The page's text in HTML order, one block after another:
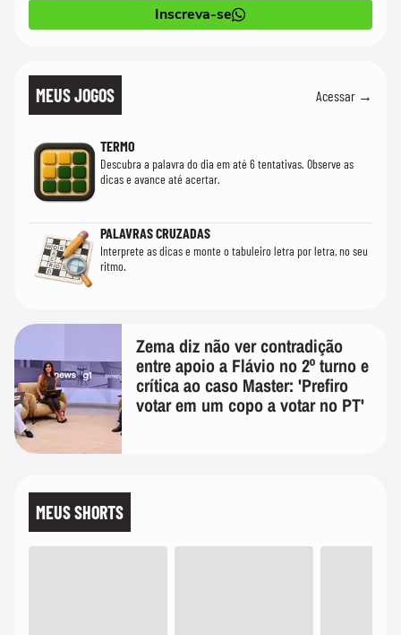
Inscreva-se
MEUS JOGOS Acessar →
TERMO
Descubra a palavra do dia em até 6 tentativas. Observe as
dicas e avance até acertar.
PALAVRAS CRUZADAS
Interprete as dicas e monte o tabuleiro letra por letra, no seu
ritmo.
Zema diz não ver contradição
entre apoio a Flávio no 2º turno e
crítica ao caso Master: 'Prefiro
votar em um copo a votar no PT'
MEUS SHORTS